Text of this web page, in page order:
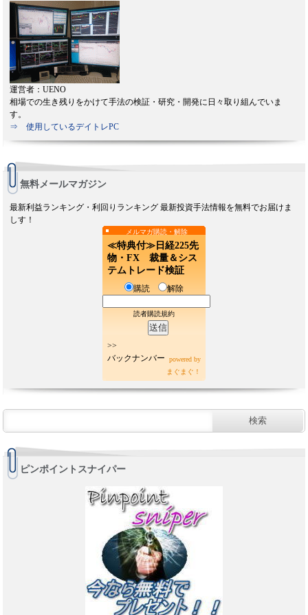
運営者：UENO
相場での生き残りをかけて手法の検証・研究・開発に日々取り組んでいま
す。
⇒ 使用しているデイトレPC
無料メールマガジン
最新利益ランキング・利回りランキング 最新投資手法情報を無料でお届けま
しす！
メルマガ購読・解除
≪特典付≫日経225先
物・FX 裁量＆シス
テムトレード検証
購読 解除
読者購読規約
>>
バックナンバー
powered by
まぐまぐ！
ピンポイントスナイパー